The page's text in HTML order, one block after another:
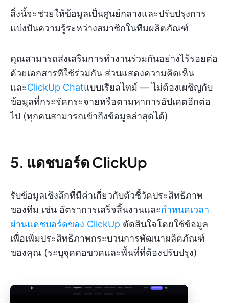
สิ่งนี้จะช่วยให้ข้อมูลเป็นศูนย์กลางและปรับปรุงการ
แบ่งปันความรู้ระหว่างสมาชิกในทีมผลิตภัณฑ์
คุณสามารถส่งเสริมการทำงานร่วมกันอย่างไร้รอยต่อ
ด้วยเอกสารที่ใช้ร่วมกัน ส่วนแสดงความคิดเห็น
และClickUp Chatแบบเรียลไทม์ — ไม่ต้องเผชิญกับ
ข้อมูลที่กระจัดกระจายหรือตามหาการอัปเดตอีกต่อ
ไป (ทุกคนสามารถเข้าถึงข้อมูลล่าสุดได้)
5. แดชบอร์ด ClickUp
รับข้อมูลเชิงลึกที่มีค่าเกี่ยวกับตัวชี้วัดประสิทธิภาพ
ของทีม เช่น อัตราการเสร็จสิ้นงานและกำหนดเวลา
ผ่านแดชบอร์ดของ ClickUp ตัดสินใจโดยใช้ข้อมูล
เพื่อเพิ่มประสิทธิภาพกระบวนการพัฒนาผลิตภัณฑ์
ของคุณ (ระบุจุดคอขวดและพื้นที่ที่ต้องปรับปรุง)